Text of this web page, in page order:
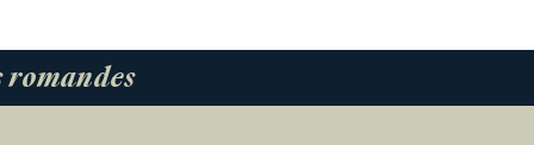
romandes